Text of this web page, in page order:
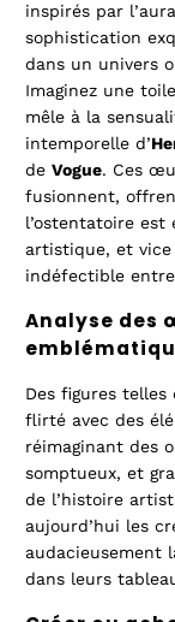
inspirés par
sophistication
dans un univers
Imaginez une
mêle à la
intemporelle d’
deVogue. Ces
fusionnent,
l’ostentatoire
artistique, et vice
indéfectible
Analyse des
Des figures telles
flirté avec des
réimaginant des
somptueux, et
de l’histoire
aujourd’hui les
audacieusement
dans leurs